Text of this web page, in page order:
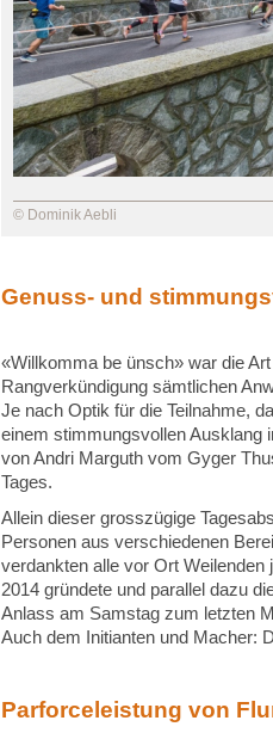
© Dominik Aebli
Genuss- und
«Willkomma be ünsch» war die
Rangverkündigung sämtlichen
Je nach Optik für die Teilnahme,
einem stimmungsvollen Ausklang
von Andri Marguth vom Gyger
Tages.
Allein dieser grosszügige
Personen aus verschiedenen
verdankten alle vor Ort
2014 gründete und parallel dazu
Anlass am Samstag zum letzten
Auch dem Initianten und Macher:
Parforceleistung von